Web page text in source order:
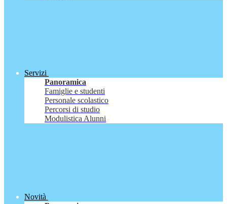
Servizi
Panoramica
Famiglie e studenti
Personale scolastico
Percorsi di studio
Modulistica Alunni
Novità